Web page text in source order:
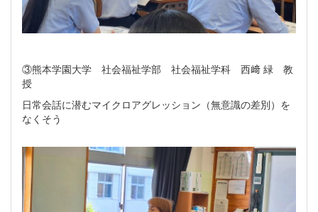
③熊本学園大学 社会福祉学部 社会福祉学科 西﨑 緑 教
授
日常会話に潜むマイクロアグレッション（無意識の差別）を
なくそう